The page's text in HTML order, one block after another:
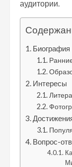
аудитории.
Биография
Интересы
Вопрос-